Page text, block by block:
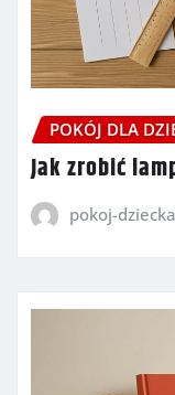
POKÓJ DLA
Jak zrobić
pokoj-